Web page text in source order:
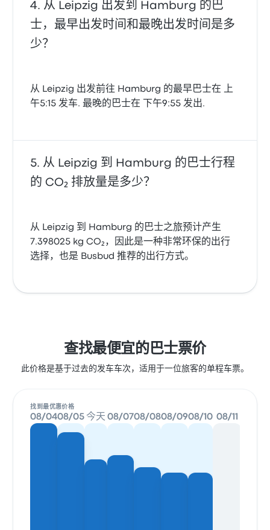
从 Leipzig 出发到 Hamburg 的巴
士，最早出发时间和最晚出发时间是多
少？
从 Leipzig 出发前往 Hamburg 的最早巴士在 上
午5:15 发车. 最晚的巴士在 下午9:55 发出.
从 Leipzig 到 Hamburg 的巴士行程
的 CO₂ 排放量是多少？
从 Leipzig 到 Hamburg 的巴士之旅预计产生
7.398025 kg CO₂，因此是一种非常环保的出行
选择，也是 Busbud 推荐的出行方式。
查找最便宜的巴士票价
此价格是基于过去的发车车次，适用于一位旅客的单程车票。
找到最优惠价格
08/0408/05 今天 08/0708/0808/0908/10 08/11